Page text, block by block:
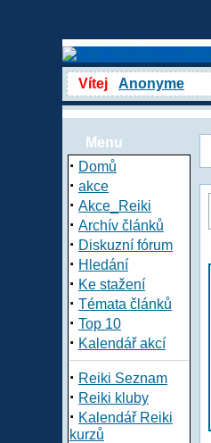
Vítej Anonyme
Menu
· Domů
· akce
· Akce_Reiki
· Archív článků
· Diskuzní fórum
· Hledání
· Ke stažení
· Témata článků
· Top 10
· Kalendář akcí
· Reiki Seznam
· Reiki kluby
· Kalendář Reiki
kurzů